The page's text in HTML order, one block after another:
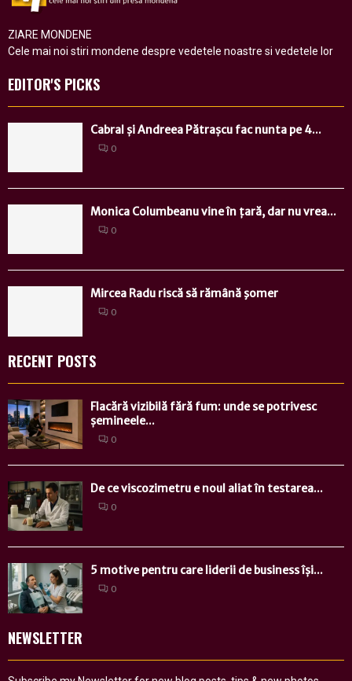
ZIARE MONDENE
Cele mai noi stiri mondene despre vedetele noastre si vedetele lor
EDITOR'S PICKS
Cabral și Andreea Pătrașcu fac nunta pe 4...
0
Monica Columbeanu vine în țară, dar nu vrea...
0
Mircea Radu riscă să rămână şomer
0
RECENT POSTS
Flacără vizibilă fără fum: unde se potrivesc
șemineele...
0
De ce viscozimetru e noul aliat în testarea...
0
5 motive pentru care liderii de business își...
0
NEWSLETTER